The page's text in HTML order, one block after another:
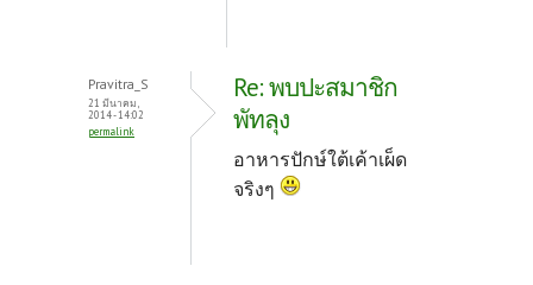
Pravitra_S
21 มีนาคม,
2014 - 14:02
permalink
Re: พบปะสมาชิก
พัทลุง
อาหารปักษ์ใต้เค้าเผ็ด
จริงๆ